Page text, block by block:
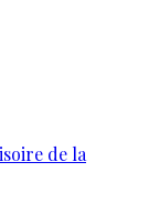
de la